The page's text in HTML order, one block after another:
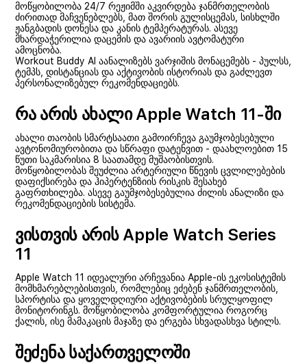
მოწყობილობა 24/7 რეჟიმში აკვირდება ჯანმრთელობის
ძირითად მაჩვენებლებს, მათ შორის გულისცემას, სისხლში
ჟანგბადის დონესა და კანის ტემპერატურას. ასევე
მხარდაჭერილია დაცემის და ავარიის ავტომატური
ამოცნობა.
Workout Buddy AI აანალიზებს ვარჯიშის მონაცემებს - პულსს,
ტემპს, დისტანციას და აქტივობის ისტორიას და გაძლევთ
პერსონალიზებულ რეკომენდაციებს.
რა არის ახალი Apple Watch 11-ში
ახალი თაობის სმარტსაათი გამოირჩევა გაუმჯობესებული
ავტონომიურობითა და სწრაფი დატენვით - დაახლოებით 15
წუთი საკმარისია 8 საათამდე მუშაობისთვის.
მოწყობილობას შეუძლია არტერიული წნევის ცვლილებების
დაფიქსირება და ჰიპერტენზიის რისკის შესახებ
გაფრთხილება. ასევე გაუმჯობესებულია ძილის ანალიზი და
რეკომენდაციების სისტემა.
ვისთვის არის Apple Watch Series
11
Apple Watch 11 იდეალური არჩევანია Apple-ის ეკოსისტემის
მომხმარებლებისთვის, რომლებიც ეძებენ ჯანმრთელობის,
სპორტისა და ყოველდღიური აქტივობების სრულყოფილ
მონიტორინგს. მოწყობილობა კომფორტულია როგორც
ქალის, ისე მამაკაცის მაჯაზე და ერგება სხვადასხვა სტილს.
შეძენა საქართველოში